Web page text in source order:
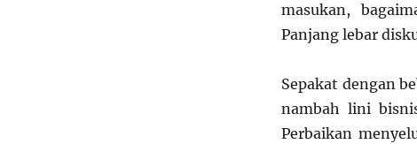
masukan,
Panjang lebar
Sepakat dengan
nambah lini
Perbaikan